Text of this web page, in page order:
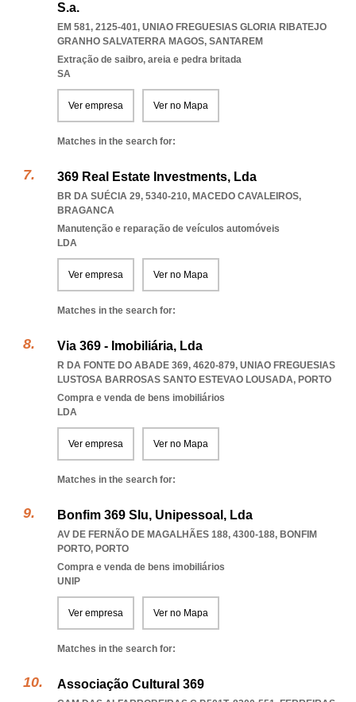
S.a.
EM 581, 2125-401, UNIAO FREGUESIAS GLORIA RIBATEJO
GRANHO SALVATERRA MAGOS, SANTAREM
Extração de saibro, areia e pedra britada
SA
Ver empresa Ver no Mapa
Matches in the search for:
369 Real Estate Investments, Lda
BR DA SUÉCIA 29, 5340-210, MACEDO CAVALEIROS,
BRAGANCA
Manutenção e reparação de veículos automóveis
LDA
Ver empresa Ver no Mapa
Matches in the search for:
Via 369 - Imobiliária, Lda
R DA FONTE DO ABADE 369, 4620-879, UNIAO FREGUESIAS
LUSTOSA BARROSAS SANTO ESTEVAO LOUSADA, PORTO
Compra e venda de bens imobiliários
LDA
Ver empresa Ver no Mapa
Matches in the search for:
Bonfim 369 Slu, Unipessoal, Lda
AV DE FERNÃO DE MAGALHÃES 188, 4300-188, BONFIM
PORTO, PORTO
Compra e venda de bens imobiliários
UNIP
Ver empresa Ver no Mapa
Matches in the search for:
Associação Cultural 369